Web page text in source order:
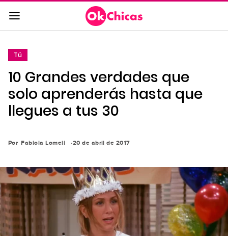
Saltar
al
contenido
la
navegación
principal
Tú
10 Grandes verdades que
solo aprenderás hasta que
llegues a tus 30
Por Fabiola Lomeli 20 de abril de 2017